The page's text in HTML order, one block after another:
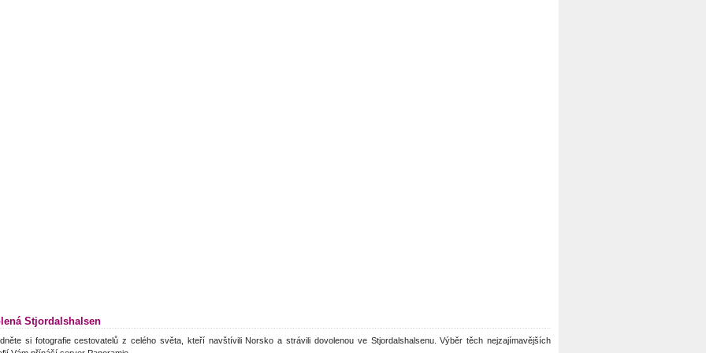
Stjordalshalsen
si fotografie cestovatelů z celého světa, kteří navštívili Norsko a strávili dovolenou ve Stjordalshalsenu. Výběr těch nejzajímavějších